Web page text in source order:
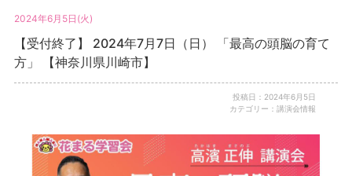
2024年6月5日(火)
【受付終了】 2024年7月7日（日） 「最高の頭脳の育て
方」 【神奈川県川崎市】
投稿日：2024年6月5日
カテゴリー：講演会情報